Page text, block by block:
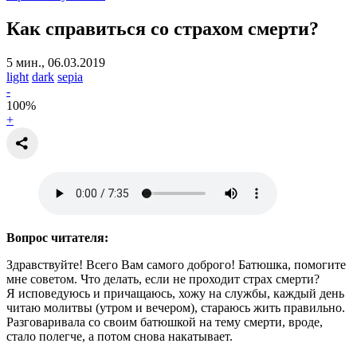
Как справиться со страхом смерти?
5 мин., 06.03.2019
light dark sepia
-
100%
+
Вопрос читателя:
Здравствуйте! Всего Вам самого доброго! Батюшка, помогите
мне советом. Что делать, если не проходит страх смерти?
Я исповедуюсь и причащаюсь, хожу на службы, каждый день
читаю молитвы (утром и вечером), стараюсь жить правильно.
Разговаривала со своим батюшкой на тему смерти, вроде,
стало полегче, а потом снова накатывает.